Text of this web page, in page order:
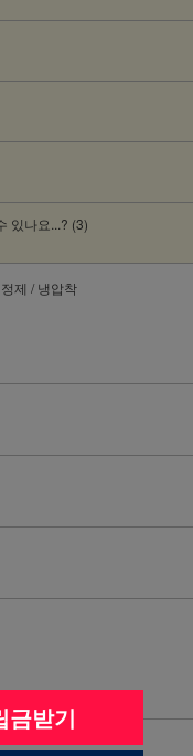
있나요...? (3)
제 / 냉압착
금받기